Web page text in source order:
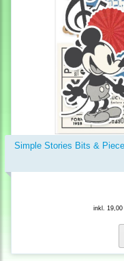
Simple Stories Bits &
inkl.